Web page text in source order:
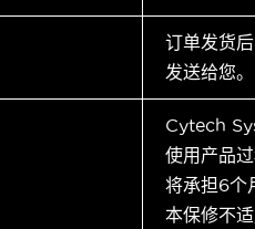
订单发货
发送给您。
Cytech
使用产品
将承担6个
本保修不